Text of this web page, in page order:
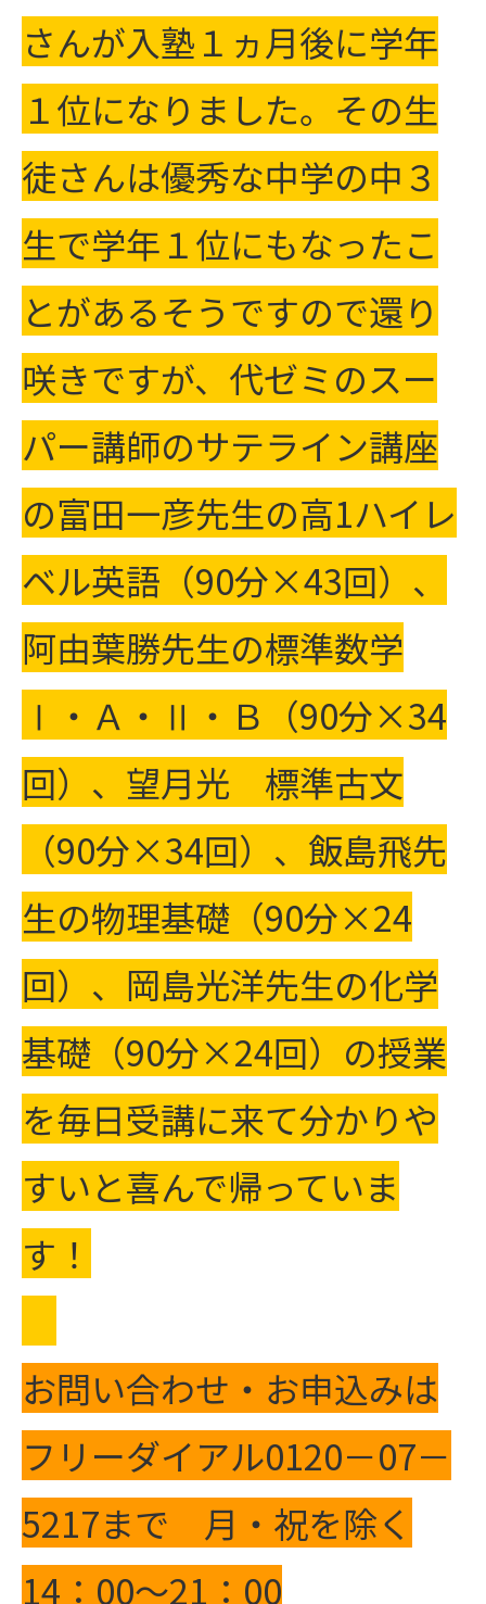
さんが入塾１ヵ月後に学年
１位になりました。その生
徒さんは優秀な中学の中３
生で学年１位にもなったこ
とがあるそうですので還り
咲きですが、 代ゼミのスー
パー講師のサテライン講座
の富田一彦先生の高1ハイレ
ベル英語（90分×43回）、
阿由葉勝先生の標準数学
Ⅰ・Ａ・Ⅱ・Ｂ（90分×34
回）、 望月光 標準古文
（90分×34回）、 飯島飛先
生の物理基礎（90分×24
回）、 岡島光洋先生の化学
基礎（90分×24回）の授業
を毎日受講に来て分かりや
すいと喜んで帰っていま
す！
お問い合わせ・お申込みは
フリーダイアル0120－07－
5217まで 月・祝を除く
14：00～21：00